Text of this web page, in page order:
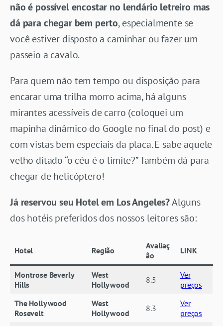
não é possível encostar no lendário letreiro mas
dá para chegar bem perto, especialmente se
você estiver disposto a caminhar ou fazer um
passeio a cavalo.
Para quem não tem tempo ou disposição para
encarar uma trilha morro acima, há alguns
mirantes acessíveis de carro (coloquei um
mapinha dinâmico do Google no final do post) e
com vistas bem especiais da placa. E sabe aquele
velho ditado “o céu é o limite?” Também dá para
chegar de helicóptero!
Já reservou seu Hotel em Los Angeles?Alguns
dos hotéis preferidos dos nossos leitores são:
Hotel Região
Avaliaç
ão
LINK
Montrose Beverly
Hills
West
Hollywood
8.5
Ver
preços
The Hollywood
Rosevelt
West
Hollywood
8.3
Ver
preços